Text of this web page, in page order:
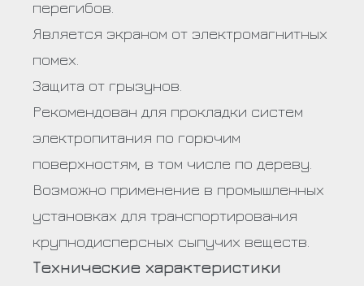
перегибов.
Является экраном от электромагнитных
помех.
Защита от грызунов.
Рекомендован для прокладки систем
электропитания по горючим
поверхностям, в том числе по дереву.
Возможно применение в промышленных
установках для транспортирования
крупнодисперсных сыпучих веществ.
Технические характеристики